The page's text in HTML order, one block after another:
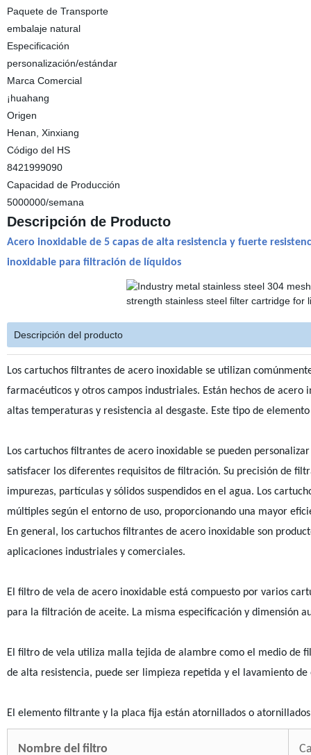
Paquete de Transporte
embalaje natural
Especificación
personalización/estándar
Marca Comercial
¡huahang
Origen
Henan, Xinxiang
Código del HS
8421999090
Capacidad de Producción
5000000/semana
Descripción de Producto
Acero inoxidable de 5 capas de alta resistencia y fuerte
inoxidable para filtración de líquidos
Descripción del producto
Los cartuchos filtrantes de acero inoxidable se utilizan
farmacéuticos y otros campos industriales. Están hechos de
altas temperaturas y resistencia al desgaste. Este tipo de
Los cartuchos filtrantes de acero inoxidable se pueden
satisfacer los diferentes requisitos de filtración. Su precisión de
impurezas, partículas y sólidos suspendidos en el agua. Los
múltiples según el entorno de uso, proporcionando una mayor
En general, los cartuchos filtrantes de acero inoxidable son
aplicaciones industriales y comerciales.
El filtro de vela de acero inoxidable está compuesto por varios
para la filtración de aceite. La misma especificación y
El filtro de vela utiliza malla tejida de alambre como el medio de
de alta resistencia, puede ser limpieza repetida y el lavamiento
El elemento filtrante y la placa fija están atornillados o
Nombre del filtro